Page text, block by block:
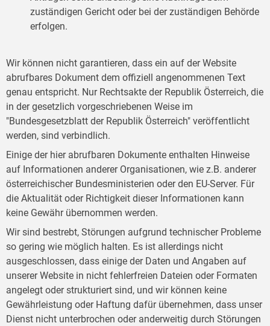
zuständigen Gericht oder bei der zuständigen Behörde
erfolgen.
Wir können nicht garantieren, dass ein auf der Website
abrufbares Dokument dem offiziell angenommenen Text
genau entspricht. Nur Rechtsakte der Republik Österreich, die
in der gesetzlich vorgeschriebenen Weise im
"Bundesgesetzblatt der Republik Österreich" veröffentlicht
werden, sind verbindlich.
Einige der hier abrufbaren Dokumente enthalten Hinweise
auf Informationen anderer Organisationen, wie z.B. anderer
österreichischer Bundesministerien oder den EU-Server. Für
die Aktualität oder Richtigkeit dieser Informationen kann
keine Gewähr übernommen werden.
Wir sind bestrebt, Störungen aufgrund technischer Probleme
so gering wie möglich halten. Es ist allerdings nicht
ausgeschlossen, dass einige der Daten und Angaben auf
unserer Website in nicht fehlerfreien Dateien oder Formaten
angelegt oder strukturiert sind, und wir können keine
Gewährleistung oder Haftung dafür übernehmen, dass unser
Dienst nicht unterbrochen oder anderweitig durch Störungen